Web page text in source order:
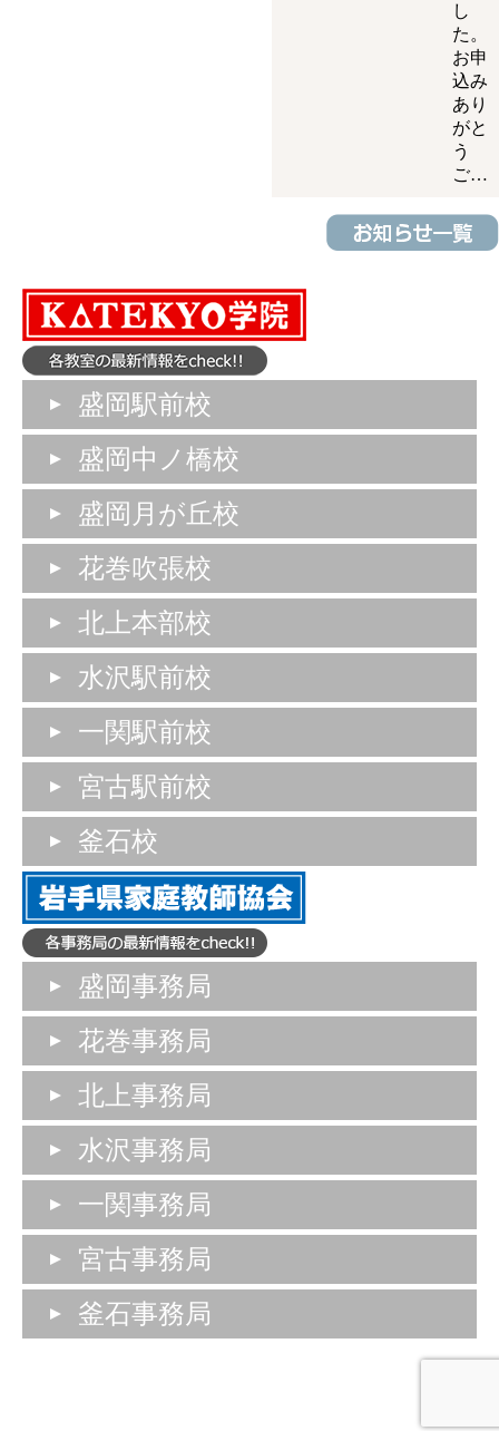
し
た。
お申
込み
あり
がと
う
ご…
盛岡駅前校
盛岡中ノ橋校
盛岡月が丘校
花巻吹張校
北上本部校
水沢駅前校
一関駅前校
宮古駅前校
釜石校
盛岡事務局
花巻事務局
北上事務局
水沢事務局
一関事務局
宮古事務局
釜石事務局